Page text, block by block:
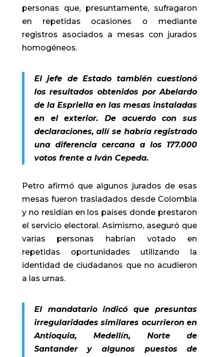
personas que, presuntamente, sufragaron
en repetidas ocasiones o mediante
registros asociados a mesas con jurados
homogéneos.
El jefe de Estado también cuestionó
los resultados obtenidos por Abelardo
de la Espriella en las mesas instaladas
en el exterior. De acuerdo con sus
declaraciones, allí se habría registrado
una diferencia cercana a los 177.000
votos frente a Iván Cepeda.
Petro afirmó que algunos jurados de esas
mesas fueron trasladados desde Colombia
y no residían en los países donde prestaron
el servicio electoral. Asimismo, aseguró que
varias personas habrían votado en
repetidas oportunidades utilizando la
identidad de ciudadanos que no acudieron
a las urnas.
El mandatario indicó que presuntas
irregularidades similares ocurrieron en
Antioquia, Medellín, Norte de
Santander y algunos puestos de